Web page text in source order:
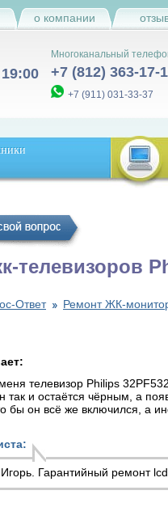
о компании
Многоканальный
+7 (812) 363-17-
+7 (911) 031-33-37
телевизоров
Ответ Ремонт ЖК-
телевизор Philips
так и остаётся чёрным, а
бы он всё же включился, а
Гарантийный ремонт